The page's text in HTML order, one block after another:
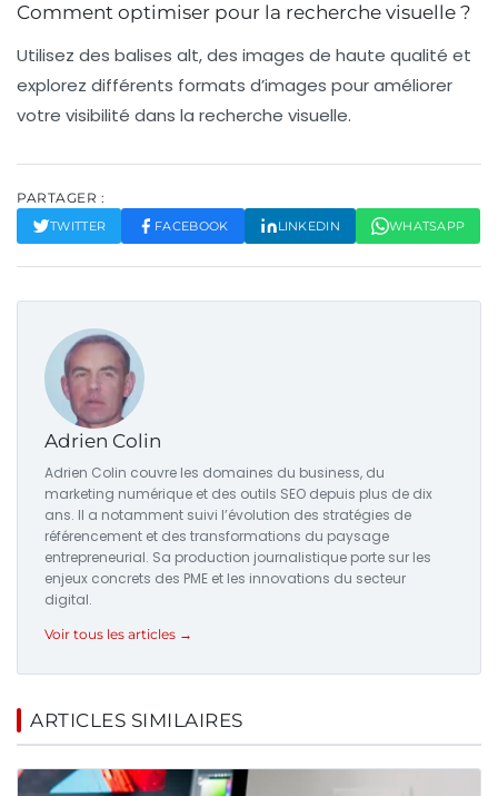
Comment optimiser pour la recherche visuelle ?
Utilisez des balises alt, des images de haute qualité et
explorez différents formats d’images pour améliorer
votre visibilité dans la recherche visuelle.
PARTAGER :
TWITTER FACEBOOK LINKEDIN WHATSAPP
Adrien Colin
Adrien Colin couvre les domaines du business, du
marketing numérique et des outils SEO depuis plus de dix
ans. Il a notamment suivi l’évolution des stratégies de
référencement et des transformations du paysage
entrepreneurial. Sa production journalistique porte sur les
enjeux concrets des PME et les innovations du secteur
digital.
Voir tous les articles →
ARTICLES SIMILAIRES